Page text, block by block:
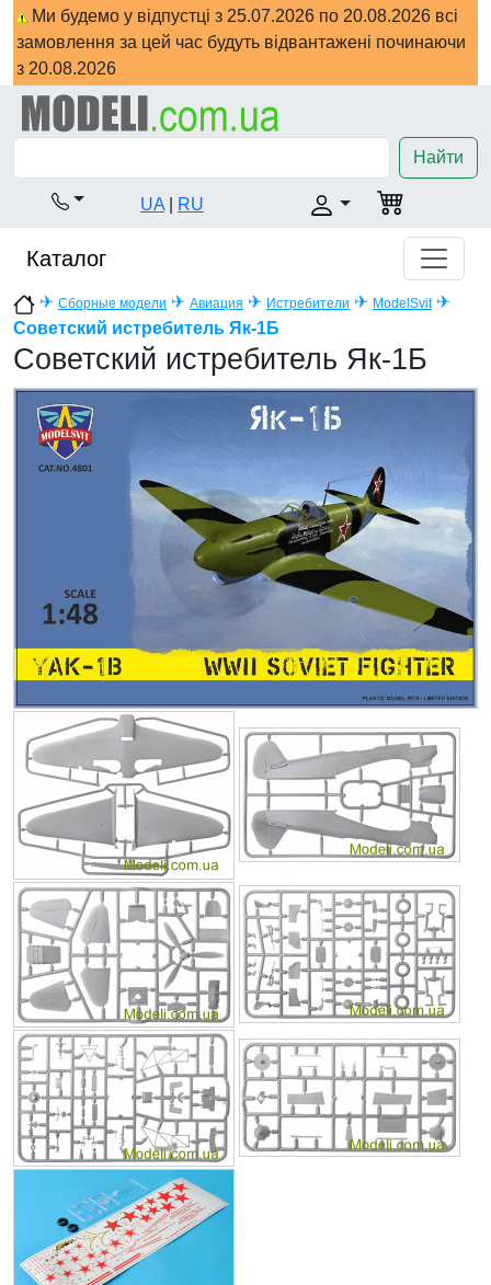
Ми будемо у відпустці з 25.07.2026 по 20.08.2026 всі
замовлення за цей час будуть відвантажені починаючи
з 20.08.2026
Найти
UA RU
Каталог
✈ Сборные модели ✈ Авиация ✈ Истребители ✈ ModelSvit✈
Советский истребитель Як-1Б
Советский истребитель Як-1Б